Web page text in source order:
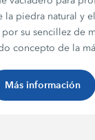
la piedra natural y
su sencillez de
concepto de la
Más información